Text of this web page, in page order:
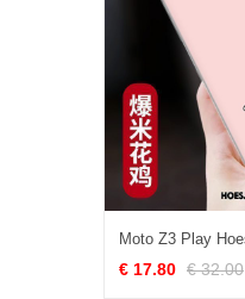
€ 17.80 € 32.00